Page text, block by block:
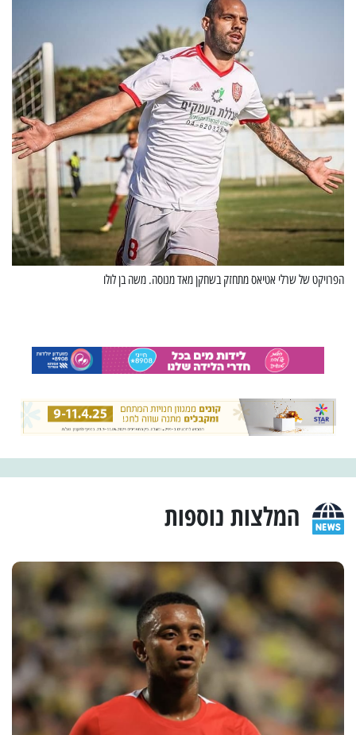
הפרויקט של שרלי אטיאס מתחזק בשחקן מאד מנוסה. משה בן לולו
המלצות נוספות